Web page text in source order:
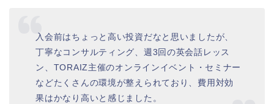
入会前はちょっと高い投資だなと思いましたが、
丁寧なコンサルティング、週3回の英会話レッス
ン、TORAIZ主催のオンラインイベント・セミナー
などたくさんの環境が整えられており、費用対効
果はかなり高いと感じました。